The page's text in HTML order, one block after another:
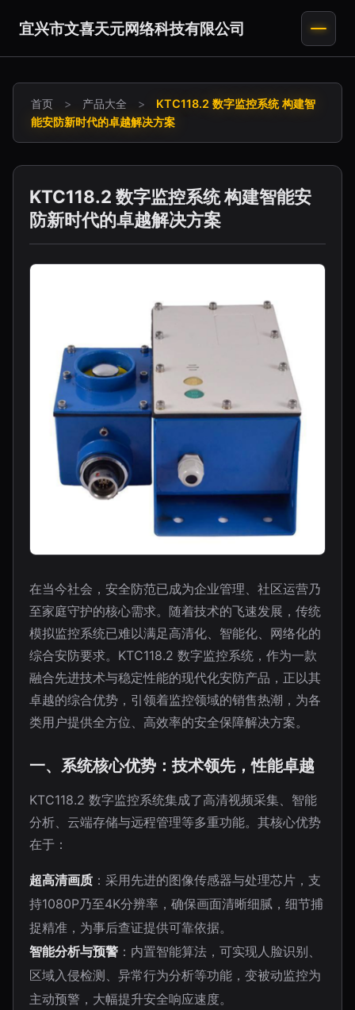
宜兴市文喜天元网络科技有限公司
首页 > 产品大全 >
KTC118.2 数字监控系统 构建智
能安防新时代的卓越解决方案
KTC118.2 数字监控系统 构建智能安
防新时代的卓越解决方案
在当今社会，安全防范已成为企业管理、社区运营乃
至家庭守护的核心需求。随着技术的飞速发展，传统
模拟监控系统已难以满足高清化、智能化、网络化的
综合安防要求。KTC118.2 数字监控系统，作为一款
融合先进技术与稳定性能的现代化安防产品，正以其
卓越的综合优势，引领着监控领域的销售热潮，为各
类用户提供全方位、高效率的安全保障解决方案。
一、系统核心优势：技术领先，性能卓越
KTC118.2 数字监控系统集成了高清视频采集、智能
分析、云端存储与远程管理等多重功能。其核心优势
在于：
超高清画质 ：采用先进的图像传感器与处理芯片，支
持1080P乃至4K分辨率，确保画面清晰细腻，细节捕
捉精准，为事后查证提供可靠依据。
智能分析与预警 ：内置智能算法，可实现人脸识别、
区域入侵检测、异常行为分析等功能，变被动监控为
主动预警，大幅提升安全响应速度。